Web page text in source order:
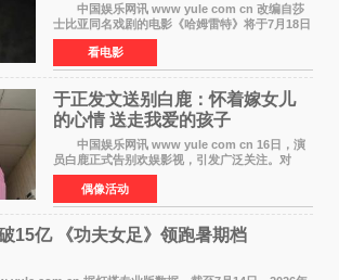
中国娱乐网讯 www yule com cn 改编自莎
士比亚同名戏剧的电影《哈姆雷特》将于7月18日
在中国内地上映。这部跨越四百年的文学经典被
搬上大银幕，为观众带来一场视觉与听觉的双重
盛宴。 《
看电影
于正发文送别白鹿：怀着嫁女儿
的心情 送走我爱的孩子
中国娱乐网讯 www yule com cn 16日，演
员白鹿正式告别欢娱影视，引发广泛关注。对
此，欢娱影视创始人于正在社交平台发文回应，
字里行间流露不舍与祝福。 于正透露，以前
每次有演员到期不
偶像活动
15亿 《功夫女足》领跑暑期档